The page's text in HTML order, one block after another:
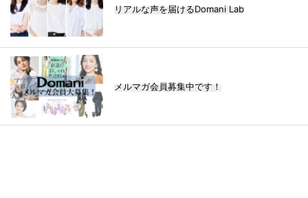
リアルな声を届けるDomani Lab
メルマガ会員募集中です！